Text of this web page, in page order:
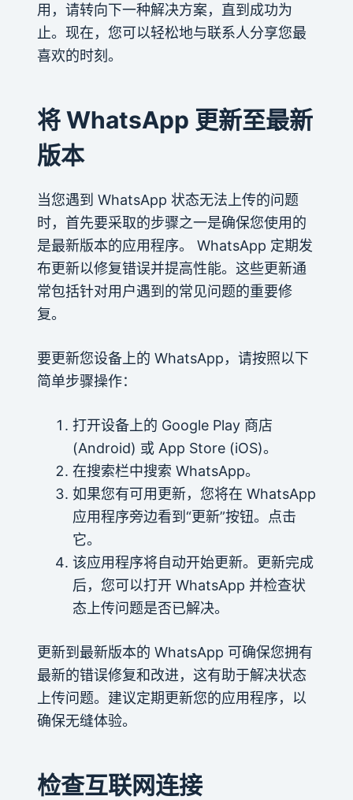
用，请转向下一种解决方案，直到成功为
止。现在，您可以轻松地与联系人分享您最
喜欢的时刻。
将 WhatsApp 更新至最新
版本
当您遇到 WhatsApp 状态无法上传的问题
时，首先要采取的步骤之一是确保您使用的
是最新版本的应用程序。 WhatsApp 定期发
布更新以修复错误并提高性能。这些更新通
常包括针对用户遇到的常见问题的重要修
复。
要更新您设备上的 WhatsApp，请按照以下
简单步骤操作：
打开设备上的 Google Play 商店
(Android) 或 App Store (iOS)。
在搜索栏中搜索 WhatsApp。
如果您有可用更新，您将在 WhatsApp
应用程序旁边看到“更新”按钮。点击
它。
该应用程序将自动开始更新。更新完成
后，您可以打开 WhatsApp 并检查状
态上传问题是否已解决。
更新到最新版本的 WhatsApp 可确保您拥有
最新的错误修复和改进，这有助于解决状态
上传问题。建议定期更新您的应用程序，以
确保无缝体验。
检查互联网连接